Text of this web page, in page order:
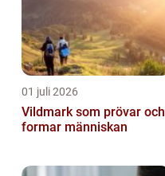
01 juli 2026
Vildmark som prövar och
formar människan